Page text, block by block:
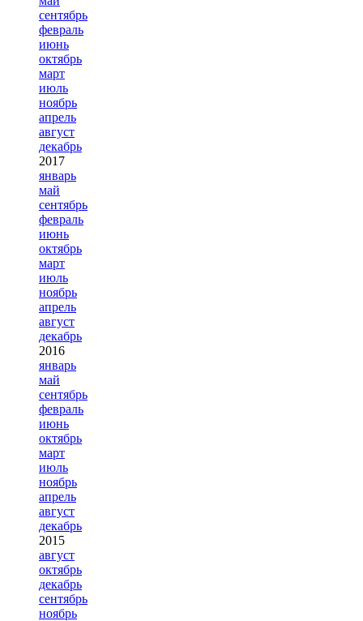
сентябрь
февраль
июнь
октябрь
март
июль
ноябрь
апрель
август
декабрь
2017
январь
май
сентябрь
февраль
июнь
октябрь
март
июль
ноябрь
апрель
август
декабрь
2016
январь
май
сентябрь
февраль
июнь
октябрь
март
июль
ноябрь
апрель
август
декабрь
2015
август
октябрь
декабрь
сентябрь
ноябрь